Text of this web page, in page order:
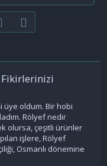
Bize ulaşın
Fikirlerinizi
oldum. Bir hobi
Rölyef nedir
olursa, çeşitli ürünler
işlere, Rölyef
Osmanlı dönemine